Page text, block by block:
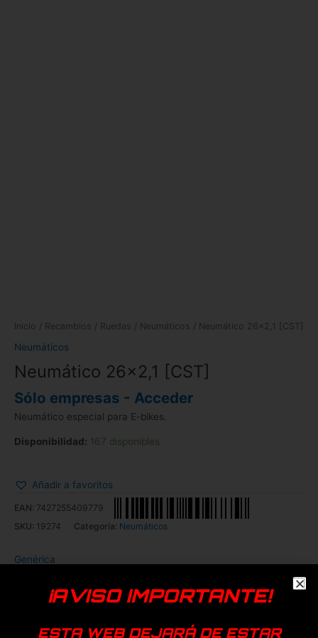
Inicio / Recambios / Ruedas / Neumáticos / Neumático 26×2,1 [CST]
Neumáticos
Neumático 26×2,1 [CST]
Sólo empresas - Acceder
Neumático especial para E-bikes.
Disponibilidad: 167 disponibles
Añadir a favoritos
EAN: 7427255409779
SKU: 19274 Categoría: Neumáticos
Genérica
Productos relacionados
¡AVISO IMPORTANTE!
ESTA WEB DEJARÁ DE ESTAR